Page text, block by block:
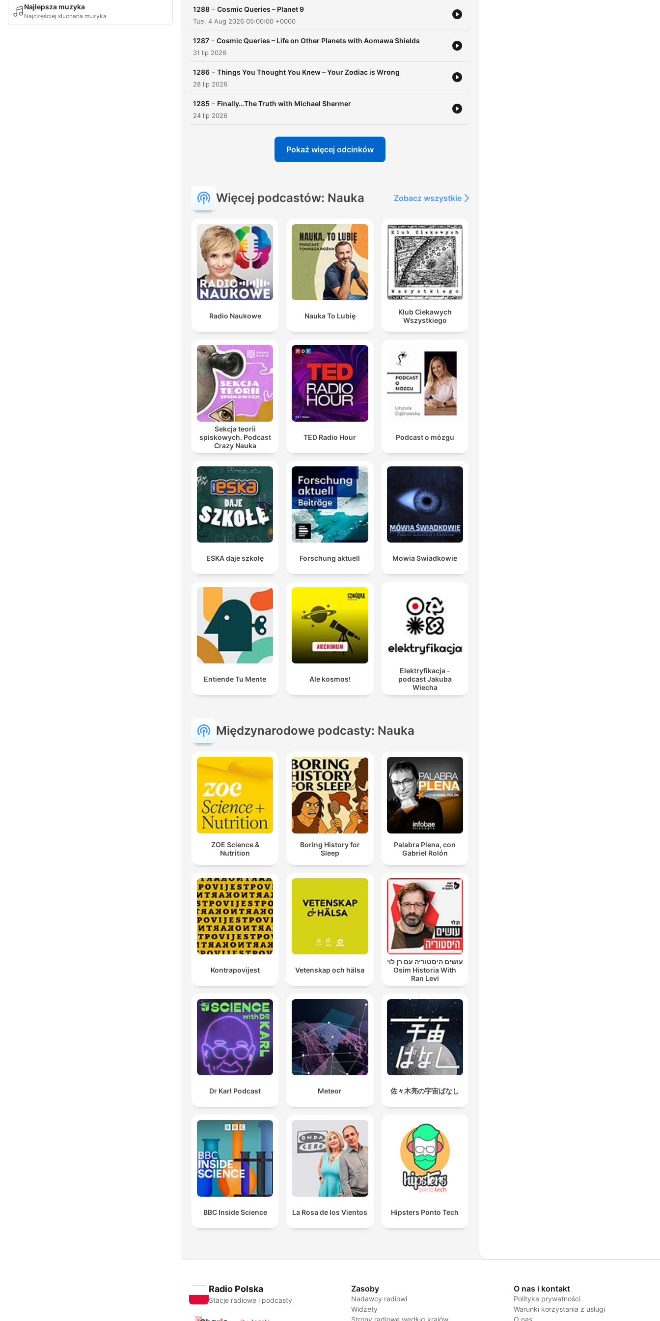
Najlepsza muzyka
Najczęściej słuchana muzyka
visiting
1288 - Cosmic Queries – Planet 9
Tue, 4 Aug 2026 05:00:00 +0000
1287 - Cosmic Queries – Life on Other Planets with Aomawa Shields
31 lip 2026
1286 - Things You Thought You Knew – Your Zodiac is Wrong
28 lip 2026
1285 - Finally…The Truth with Michael Shermer
24 lip 2026
Pokaż więcej odcinków
Więcej podcastów: Nauka Zobacz wszystkie
Radio Naukowe Nauka To Lubię
Klub Ciekawych
Wszystkiego
Sekcja teorii
spiskowych. Podcast
Crazy Nauka
TED Radio Hour Podcast o mózgu
ESKA daje szkołę Forschung aktuell Mowia Swiadkowie
Entiende Tu Mente Ale kosmos!
Elektryfikacja -
podcast Jakuba
Wiecha
Międzynarodowe podcasty: Nauka
ZOE Science &
Nutrition
Boring History for
Sleep
Palabra Plena, con
Gabriel Rolón
Kontrapovijest Vetenskap och hälsa
עושים היסטוריה עם רן לוי
Osim Historia With
Ran Levi
Dr Karl Podcast Meteor 佐々木亮の宇宙ばなし
BBC Inside Science La Rosa de los Vientos Hipsters Ponto Tech
Radio Polska
Stacje radiowe i podcasty
Zasoby
Nadawcy radiowi
Widżety
Strony radiowe według krajów
O nas i kontakt
Polityka prywatności
Warunki korzystania z usługi
O nas